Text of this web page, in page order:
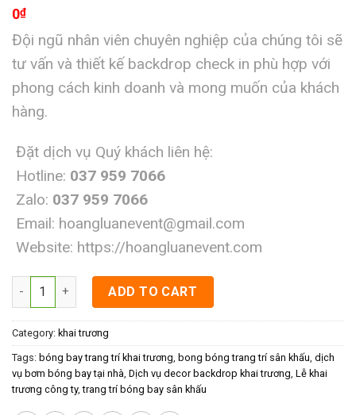
0₫
Đội ngũ nhân viên chuyên nghiệp của chúng tôi sẽ
tư vấn và thiết kế backdrop check in phù hợp với
phong cách kinh doanh và mong muốn của khách
hàng.
Đặt dịch vụ Quý khách liên hệ:
Hotline: 037 959 7066
Zalo: 037 959 7066
Email: hoangluanevent@gmail.com
Website: https://hoangluanevent.com
Dịch vụ decor backdrop khai trương quantity
ADD TO CART
Category: khai trương
Tags: bóng bay trang trí khai trương bong bóng trang trí sân khấu dịch
vụ bơm bóng bay tại nhà Dịch vụ decor backdrop khai trương Lễ khai
trương công ty,trang trí bóng bay sân khấu